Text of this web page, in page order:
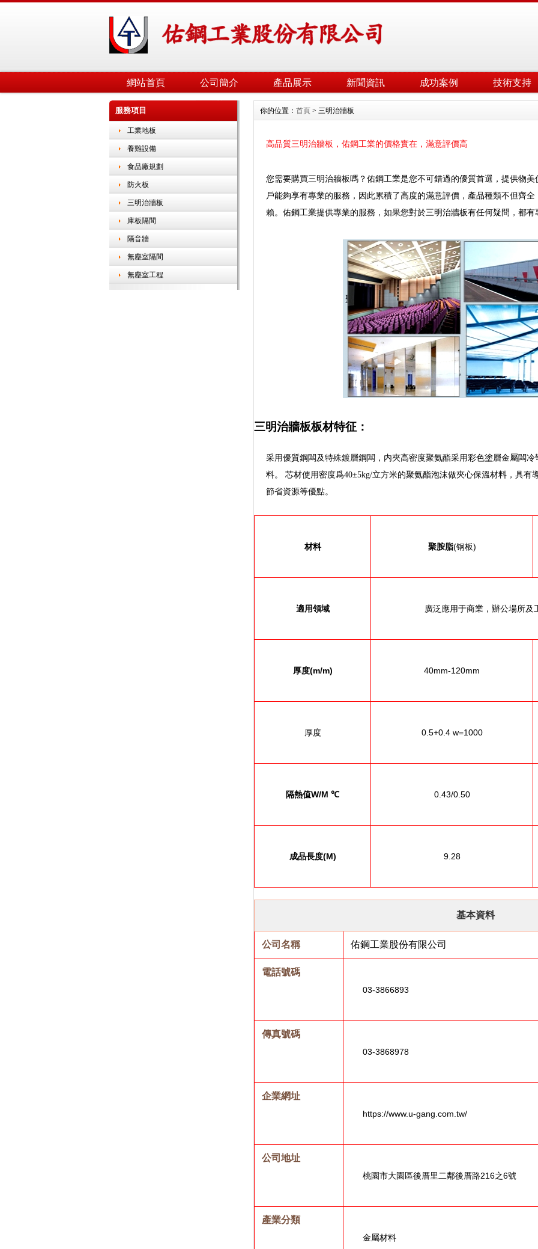
網站首頁 公司簡介 產品展示 新聞資訊 成功案例 技術支持
服務項目
工業地板
養雞設備
食品廠規劃
防火板
三明治牆板
庫板隔間
隔音牆
無塵室隔間
無塵室工程
你的位置： 首頁 > 三明治牆板
高品質三明治牆板，佑鋼工業的價格實在，滿意評價高
您需要購買三明治牆板嗎？佑鋼工業是您不可錯過的優質首選，提供物
戶能夠享有專業的服務，因此累積了高度的滿意評價，產品種類不但齊
賴。佑鋼工業提供專業的服務，如果您對於三明治牆板有任何疑問，都
三明治牆板板材特征：
采用優質鋼闆及特殊鍍層鋼闆，内夾高密度聚氨酯采用彩色塗層金屬闆
料。 芯材使用密度爲40±5kg/立方米的聚氨酯泡沫做夾心保溫材料，具有
節省資源等優點。
材料 聚胺脂(钢板)
適用領域 廣泛應用于商業，辦公場所
厚度(m/m) 40mm-120mm
厚度 0.5+0.4 w=1000
隔熱值W/M ℃ 0.43/0.50
成品長度(M) 9.28
基本資料
公司名稱 佑鋼工業股份有限公司
電話號碼
03-3866893
傳真號碼
03-3868978
企業網址
https://www.u-gang.com.tw/
公司地址
桃園市大園區後厝里二鄰後厝路216之6號
產業分類
金屬材料